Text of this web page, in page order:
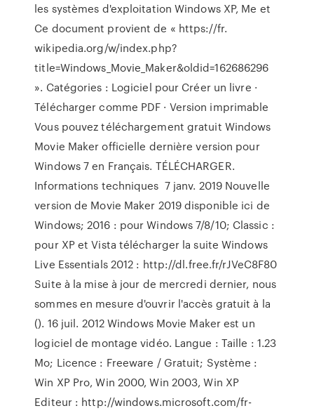
les systèmes d'exploitation Windows XP, Me et
Ce document provient de « https://fr.
wikipedia.org/w/index.php?
title=Windows_Movie_Maker&oldid=162686296
». Catégories : Logiciel pour Créer un livre ·
Télécharger comme PDF · Version imprimable
Vous pouvez téléchargement gratuit Windows
Movie Maker officielle dernière version pour
Windows 7 en Français. TÉLÉCHARGER.
Informations techniques 7 janv. 2019 Nouvelle
version de Movie Maker 2019 disponible ici de
Windows; 2016 : pour Windows 7/8/10; Classic :
pour XP et Vista télécharger la suite Windows
Live Essentials 2012 : http://dl.free.fr/rJVeC8F80
Suite à la mise à jour de mercredi dernier, nous
sommes en mesure d'ouvrir l'accès gratuit à la
(). 16 juil. 2012 Windows Movie Maker est un
logiciel de montage vidéo. Langue : Taille : 1.23
Mo; Licence : Freeware / Gratuit; Système :
Win XP Pro, Win 2000, Win 2003, Win XP
Editeur : http://windows.microsoft.com/fr-